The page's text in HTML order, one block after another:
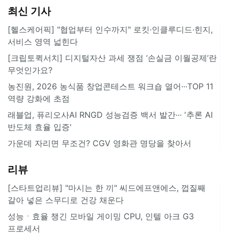
최신 기사
[헬스케어픽] "협업부터 인수까지" 로킷·인클루디드·힌지,
서비스 영역 넓힌다
[크립토퀵서치] 디지털자산 과세 쟁점 ‘손실금 이월공제’란
무엇인가요?
농진원, 2026 농식품 창업콘테스트 워크숍 열어···TOP 11
역량 강화에 초점
래블업, 퓨리오사AI RNGD 성능검증 백서 발간··· '추론 AI
반도체 효율 입증'
가운데 자리면 무조건? CGV 영화관 명당을 찾아서
리뷰
[스타트업리뷰] "마시는 한 끼" 씨드에프앤에스, 껍질째
갈아 넣은 스무디로 건강 채운다
성능ㆍ효율 챙긴 모바일 게이밍 CPU, 인텔 아크 G3
프로세서